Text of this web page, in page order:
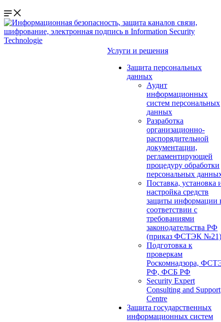
Услуги и решения
Защита персональных
данных
Аудит
информационных
систем персональных
данных
Разработка
организационно-
распорядительной
документации,
регламентирующей
процедуру обработки
персональных
Поставка, установка
настройка средств
защиты информации
соответствии с
требованиями
законодательства РФ
(приказ ФСТЭК №21)
Подготовка к
проверкам
Роскомнадзора,
РФ, ФСБ РФ
Security Expert
Consulting and Support
Centre
Защита государственных
информационных систем